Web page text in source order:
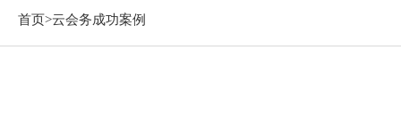
首页>云会务成功案例